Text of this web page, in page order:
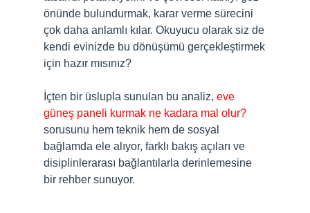
önünde bulundurmak, karar verme sürecini
çok daha anlamlı kılar. Okuyucu olarak siz de
kendi evinizde bu dönüşümü gerçekleştirmek
için hazır mısınız?
İçten bir üslupla sunulan bu analiz, eve
güneş paneli kurmak ne kadara mal olur?
sorusunu hem teknik hem de sosyal
bağlamda ele alıyor, farklı bakış açıları ve
disiplinlerarası bağlantılarla derinlemesine
bir rehber sunuyor.